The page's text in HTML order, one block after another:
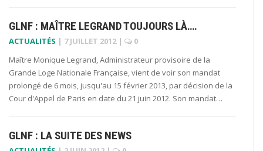
GLNF : MAÎTRE LEGRAND TOUJOURS LÀ….
ACTUALITÉS | 7 JUILLET 2012 |
0
Maître Monique Legrand, Administrateur provisoire de la
Grande Loge Nationale Française, vient de voir son mandat
prolongé de 6 mois, jusqu'au 15 février 2013, par décision de la
Cour d'Appel de Paris en date du 21 juin 2012. Son mandat…
GLNF : LA SUITE DES NEWS